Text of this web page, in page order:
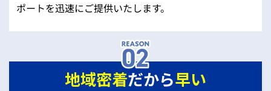
ポートを迅速にご提供いたします。
地域密着だから早い